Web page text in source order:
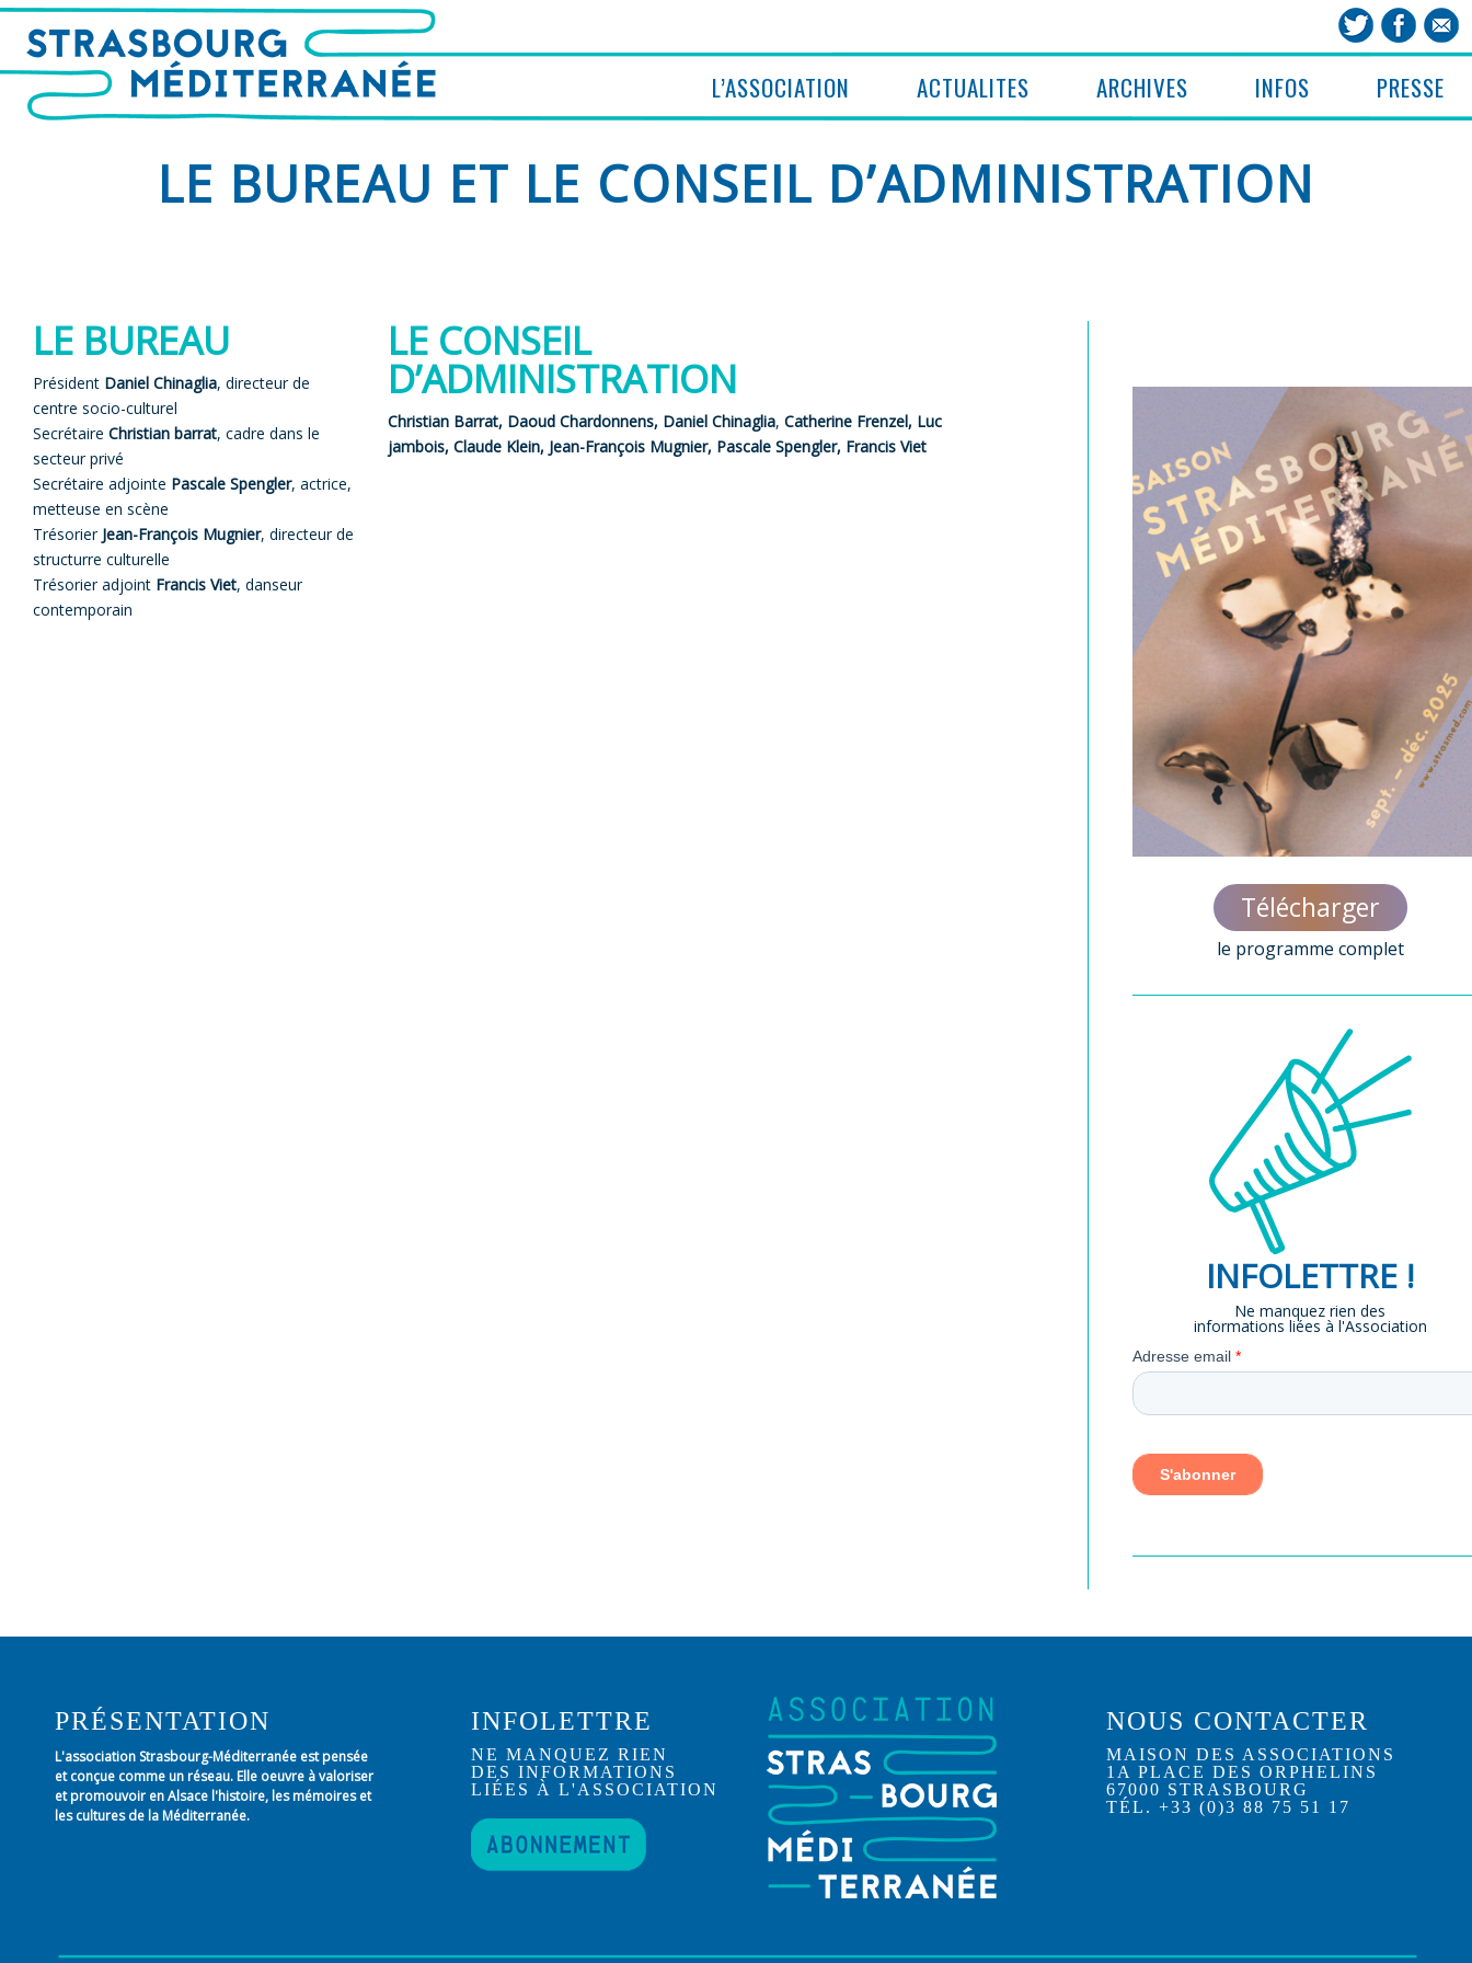
L’ASSOCIATION ACTUALITES ARCHIVES INFOS PRESSE
LE BUREAU ET LE CONSEIL D’ADMINISTRATION
LE BUREAU
Président Daniel Chinaglia, directeur de
centre socio-culturel
Secrétaire Christian barrat, cadre dans le
secteur privé
Secrétaire adjointe Pascale Spengler, actrice,
metteuse en scène
Trésorier Jean-François Mugnier, directeur de
structurre culturelle
Trésorier adjoint Francis Viet, danseur
contemporain
LE CONSEIL
D’ADMINISTRATION
Christian Barrat, Daoud Chardonnens, Daniel Chinaglia, Catherine Frenzel, Luc
jambois, Claude Klein, Jean-François Mugnier, Pascale Spengler, Francis Viet
Télécharger
le programme complet
INFOLETTRE !
Ne manquez rien des
informations liées à l'Association
PRÉSENTATION
L'association Strasbourg-Méditerranée est pensée
et conçue comme un réseau. Elle oeuvre à valoriser
et promouvoir en Alsace l'histoire, les mémoires et
les cultures de la Méditerranée.
INFOLETTRE
NE MANQUEZ RIEN
DES INFORMATIONS
LIÉES À L'ASSOCIATION
NOUS CONTACTER
MAISON DES ASSOCIATIONS
1A PLACE DES ORPHELINS
67000 STRASBOURG
TÉL. +33 (0)3 88 75 51 17